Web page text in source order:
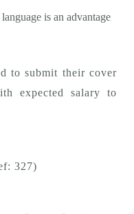
is an advantage
to submit their cover
expected salary to
327)